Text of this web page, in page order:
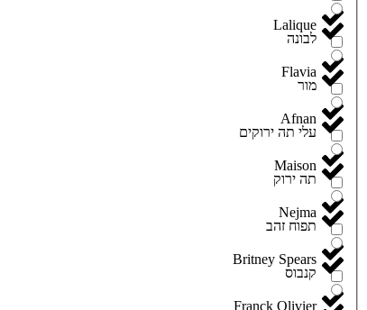
Lalique
Flavia
Afnan
Maison
Nejma
Britney Spears
Franck Olivier
לבונה
מור
עלי תה ירוקים
תה ירוק
תפוח זהב
קנבוס